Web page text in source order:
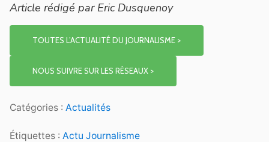
Article rédigé par Eric Dusquenoy
TOUTES L’ACTUALITÉ DU JOURNALISME >
NOUS SUIVRE SUR LES RÉSEAUX >
Catégories : Actualités
Étiquettes : Actu Journalisme